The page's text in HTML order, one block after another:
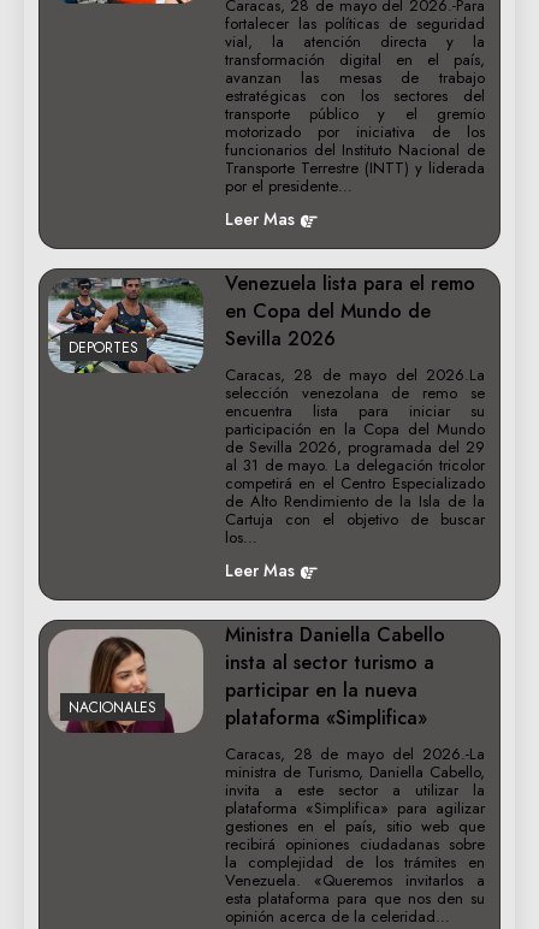
Caracas, 28 de mayo del 2026.-Para
fortalecer las políticas de seguridad
vial, la atención directa y la
transformación digital en el país,
avanzan las mesas de trabajo
estratégicas con los sectores del
transporte público y el gremio
motorizado por iniciativa de los
funcionarios del Instituto Nacional de
Transporte Terrestre (INTT) y liderada
por el presidente…
Leer Mas
DEPORTES
Venezuela lista para el remo
en Copa del Mundo de
Sevilla 2026
Caracas, 28 de mayo del 2026.La
selección venezolana de remo se
encuentra lista para iniciar su
participación en la Copa del Mundo
de Sevilla 2026, programada del 29
al 31 de mayo. La delegación tricolor
competirá en el Centro Especializado
de Alto Rendimiento de la Isla de la
Cartuja con el objetivo de buscar
los…
Leer Mas
NACIONALES
Ministra Daniella Cabello
insta al sector turismo a
participar en la nueva
plataforma «Simplifica»
Caracas, 28 de mayo del 2026.-La
ministra de Turismo, Daniella Cabello,
invita a este sector a utilizar la
plataforma «Simplifica» para agilizar
gestiones en el país, sitio web que
recibirá opiniones ciudadanas sobre
la complejidad de los trámites en
Venezuela. «Queremos invitarlos a
esta plataforma para que nos den su
opinión acerca de la celeridad…